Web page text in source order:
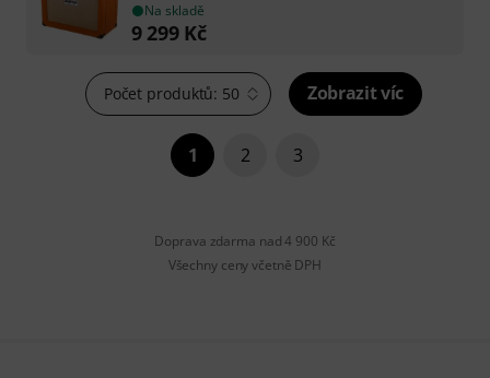
Na skladě
9 299 Kč
Počet produktů: 50 Zobrazit víc
1 2 3
Doprava zdarma nad 4 900 Kč
Všechny ceny včetně DPH